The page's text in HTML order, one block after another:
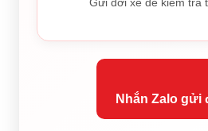
Nhắn Zalo gửi